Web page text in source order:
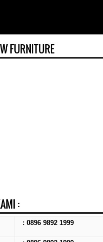
FURNITURE
:
: 0896 9892 1999